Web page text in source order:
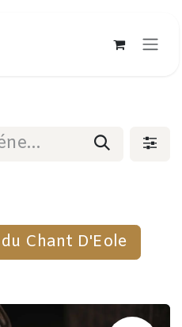
Chant D'Eole